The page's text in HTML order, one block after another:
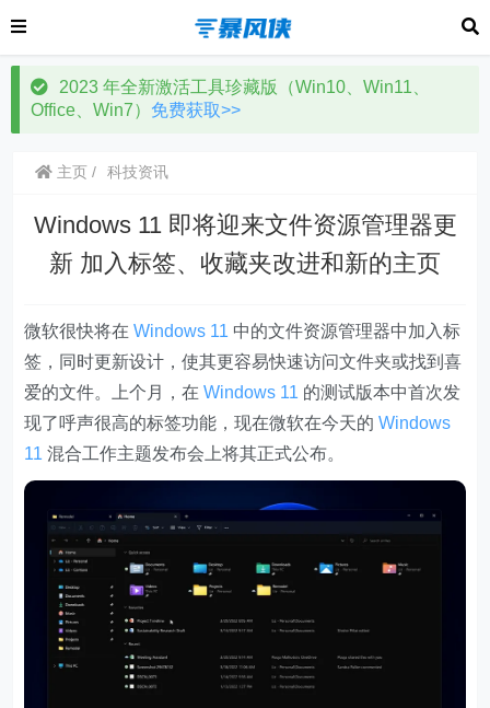
2023 年全新激活工具珍藏版（Win10、Win11、
Office、Win7） 免费获取>>
主页 科技资讯
Windows 11 即将迎来文件资源管理器更
新 加入标签、收藏夹改进和新的主页
微软很快将在Windows 11 中的文件资源管理器中加入标
签，同时更新设计，使其更容易快速访问文件夹或找到喜
爱的文件。上个月，在Windows 11 的测试版本中首次发
现了呼声很高的标签功能，现在微软在今天的Windows
11 混合工作主题发布会上将其正式公布。